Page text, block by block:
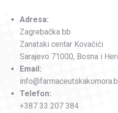
Adresa:
Zagrebačka bb
Zanatski centar Kovačići
Sarajevo 71000, Bosna i
Email:
Telefon:
+387 33 207 384